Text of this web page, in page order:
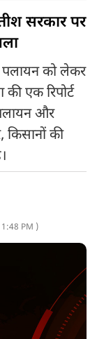
सरकार पर
पलायन को लेकर
एक रिपोर्ट
और
किसानों की
PM )